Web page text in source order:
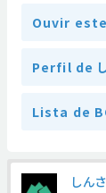
Ouvir
Perfil de し
Lista de
しん